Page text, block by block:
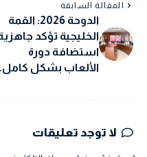
المقالة السابقة
الدوحة 2026: القمة
الخليجية تؤكد جاهزية
استضافة دورة
الألعاب بشكل كامل.
لا توجد تعليقات